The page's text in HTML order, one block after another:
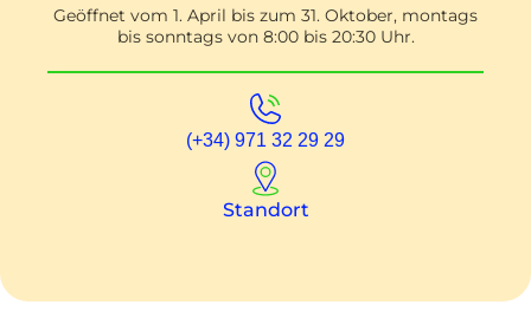
Geöffnet vom 1. April bis zum 31. Oktober, montags
bis sonntags von 8:00 bis 20:30 Uhr.
(+34) 971 32 29 29
Standort